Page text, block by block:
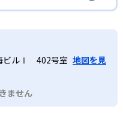
進んで学ぶ姿勢を身に
もたちは、自らの学習
超えた範囲も学習でき
む生徒もいる。
受講スタイル
したい子ども向け
どものやる気を引き出せ
かけをしたりしてい
う。
の学力に相応したレベ
やる気を損ねたり、簡
がある？
数学・英語・国語の3教
関しては他塾を検討す
績は公開していない。志
ビルⅠ 402号室 地図を見
ません